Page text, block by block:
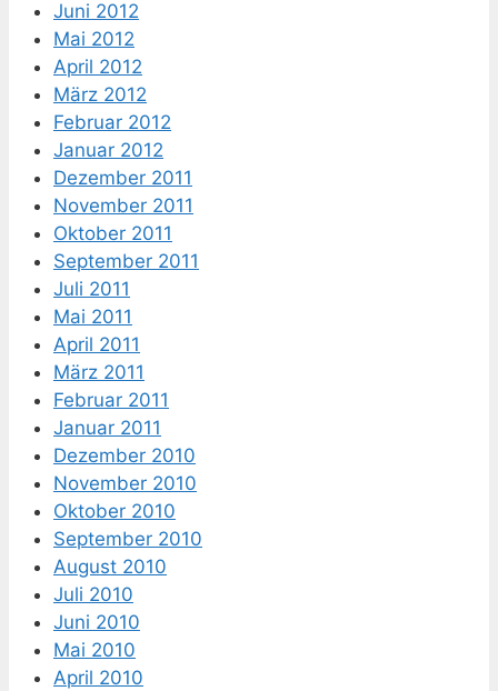
Juni 2012
Mai 2012
April 2012
März 2012
Februar 2012
Januar 2012
Dezember 2011
November 2011
Oktober 2011
September 2011
Juli 2011
Mai 2011
April 2011
März 2011
Februar 2011
Januar 2011
Dezember 2010
November 2010
Oktober 2010
September 2010
August 2010
Juli 2010
Juni 2010
Mai 2010
April 2010